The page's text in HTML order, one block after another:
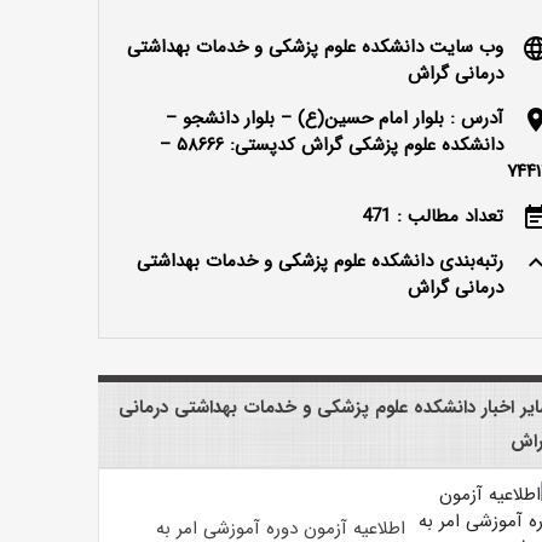
وب سایت دانشکده علوم پزشکی و خدمات بهداشتی
درمانی گراش
آدرس : بلوار امام حسین(ع) – بلوار دانشجو –
دانشکده علوم پزشکی گراش کدپستی: ۵۸۶۶۶ –
تعداد مطالب : 471
keyboard_arrow_up
رتبه‌بندی دانشکده علوم پزشکی و خدمات بهداشتی
درمانی گراش
اخبار دانشکده علوم پزشکی و خدمات بهداشتی درمانی
اطلاعیه آزمون دوره آموزشی امر به